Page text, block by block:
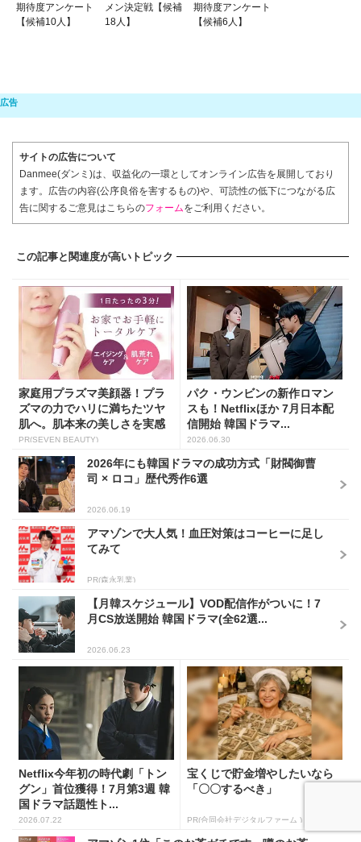
期待度アンケート
【候補10人】
メン決定戦【候補
18人】
期待度アンケート
【候補6人】
サイトの広告について
Danmee(ダンミ)は、収益化の一環としてオンライン広告を展開しており
ます。広告の内容(公序良俗を害するもの)や、可読性の低下につながる広
告に関するご意見はこちらのフォームをご利用ください。
この記事と関連度が高いトピック
家庭用プラズマ美顔器！プラ
ズマの力でハリに満ちたツヤ
肌へ。肌本来の美しさを実感
し...
PR(SEVEN BEAUTY)
パク・ウンビンの新作ロマン
スも！Netflixほか 7月日本配
信開始 韓国ドラマ...
2026.06.30
2026年にも韓国ドラマの成功方式「財閥御曹
司 × ロコ」歴代秀作6選
2026.06.19
アマゾンで大人気！血圧対策はコーヒーに足し
てみて
PR(森永乳業)
【月韓スケジュール】VOD配信作がついに！7
月CS放送開始 韓国ドラマ(全62選...
2026.06.23
Netflix今年初の時代劇「トン
グン」首位獲得！7月第3週 韓
国ドラマ話題性ト...
2026.07.22
宝くじで貯金増やしたいなら
「〇〇するべき」
PR(合同会社デジタルファーム )